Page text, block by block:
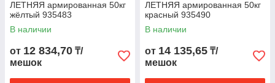
ЛЕТНЯЯ армированная 50кг
жёлтый 935483
В наличии
от 12 834,70 ₸/
мешок
ЛЕТНЯЯ армированная 50кг
красный 935490
В наличии
от 14 135,65 ₸/
мешок